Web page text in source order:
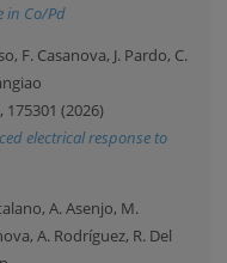
in Co/Pd
F. Casanova, J. Pardo, C.
, 175301 (2026)
electrical response to
A. Asenjo, M.
A. Rodríguez, R. Del